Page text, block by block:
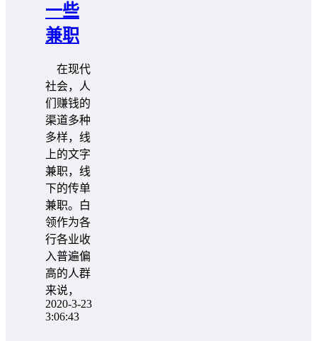
一些
兼职
在现代
社会，人
们赚钱的
渠道多种
多样，线
上的文字
兼职，线
下的传单
兼职。白
领作为各
行各业收
入普遍偏
高的人群
来说，
2020-3-23
3:06:43